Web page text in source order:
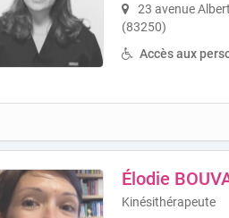
23 avenue
(83250)
Accès aux
Élodie
Kinésithérapeute